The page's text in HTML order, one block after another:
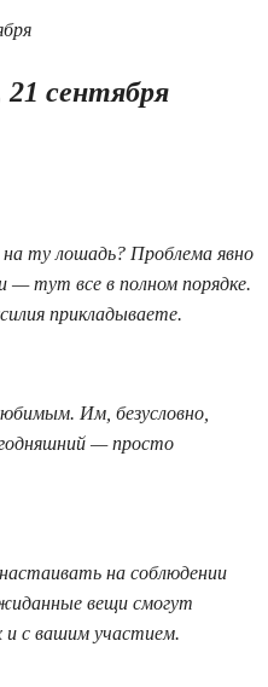
21 сентября
ту лошадь? Проблема явно
— тут все в полном порядке.
прикладываете.
Им, безусловно,
— просто
на соблюдении
вещи смогут
и с вашим участием.